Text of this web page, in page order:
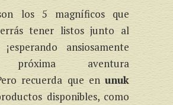
los 5 magníficos que
tener listos junto al
ansiosamente
próxima aventura
recuerda que en unuk
disponibles, como